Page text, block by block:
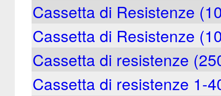
Cassetta di Resistenze
Cassetta di Resistenze
Cassetta di resistenze
Cassetta di resistenze 1-